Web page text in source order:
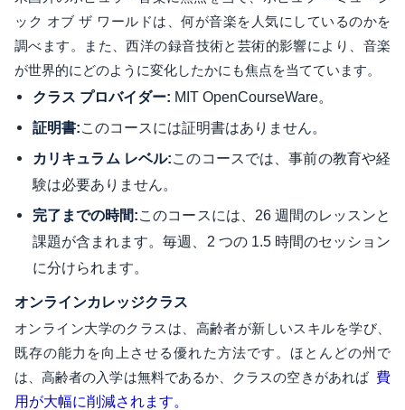
ック オブ ザ ワールドは、何が音楽を人気にしているのかを
調べます。また、西洋の録音技術と芸術的影響により、音楽
が世界的にどのように変化したかにも焦点を当てています。
クラス プロバイダー: MIT OpenCourseWare。
証明書: このコースには証明書はありません。
カリキュラム レベル: このコースでは、事前の教育や経
験は必要ありません。
完了までの時間: このコースには、26 週間のレッスンと
課題が含まれます。毎週、2 つの 1.5 時間のセッション
に分けられます。
オンラインカレッジクラス
オンライン大学のクラスは、高齢者が新しいスキルを学び、
既存の能力を向上させる優れた方法です。ほとんどの州で
は、高齢者の入学は無料であるか、クラスの空きがあれば 費
用が大幅に削減されます。